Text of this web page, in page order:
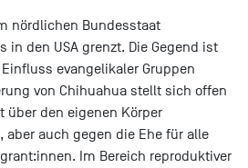
nördlichen Bundesstaat
in den USA grenzt. Die Gegend ist
evangelikaler Gruppen
von Chihuahua stellt sich offen
über den eigenen Körper
aber auch gegen die Ehe für alle
Im Bereich reproduktiver